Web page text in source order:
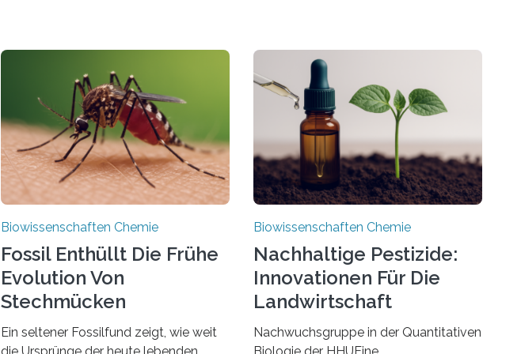
Biowissenschaften Chemie
Fossil Enthüllt Die Frühe
Evolution Von
Stechmücken
Ein seltener Fossilfund zeigt, wie weit
Biowissenschaften Chemie
Nachhaltige Pestizide:
Innovationen Für Die
Landwirtschaft
Nachwuchsgruppe in der Quantitativen